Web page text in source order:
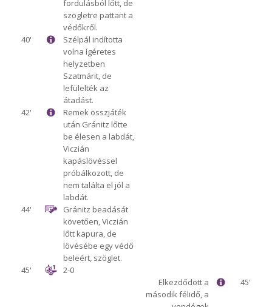
fordulásból lőtt, de
szögletre pattant a
védőkről.
40'
Szélpál indította
volna ígéretes
helyzetben
Szatmárit, de
lefülelték az
átadást.
42'
Remek összjáték
után Gránitz lőtte
be élesen a labdát,
Viczián
kapáslövéssel
próbálkozott, de
nem találta el jól a
labdát.
44'
Gránitz beadását
követően, Viczián
lőtt kapura, de
lövésébe egy védő
beleért, szöglet.
45'
2-0
45'
Elkezdődött a
második félidő, a